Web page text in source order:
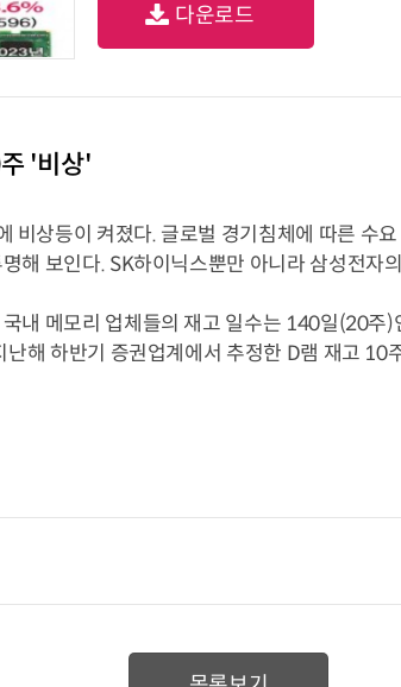
다운로드
'비상'
비상등이 켜졌다. 글로벌 경기침체에 따른 수
해 보인다. SK하이닉스뿐만 아니라 삼성전자
내 메모리 업체들의 재고 일수는 140일(20주
해 하반기 증권업계에서 추정한 D램 재고 10